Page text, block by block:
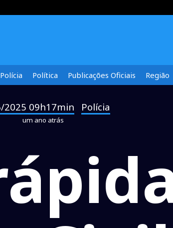
Polícia Política Publicações Oficiais Região
2025 09h17min Polícia
um ano atrás